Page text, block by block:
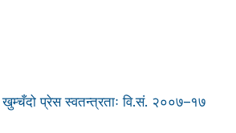
प्रेस स्वतन्त्रताः वि.सं. २००७–१७